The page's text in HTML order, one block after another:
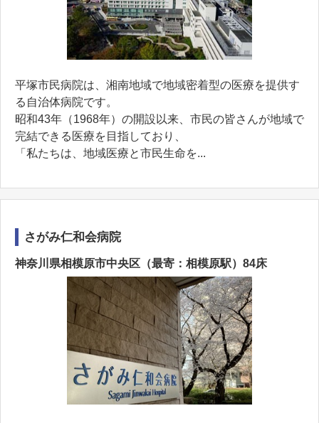
平塚市民病院は、湘南地域で地域密着型の医療を提供す
る自治体病院です。
昭和43年（1968年）の開設以来、市民の皆さんが地域で
完結できる医療を目指しており、
「私たちは、地域医療と市民生命を...
さがみ仁和会病院
神奈川県相模原市中央区（最寄：相模原駅）84床